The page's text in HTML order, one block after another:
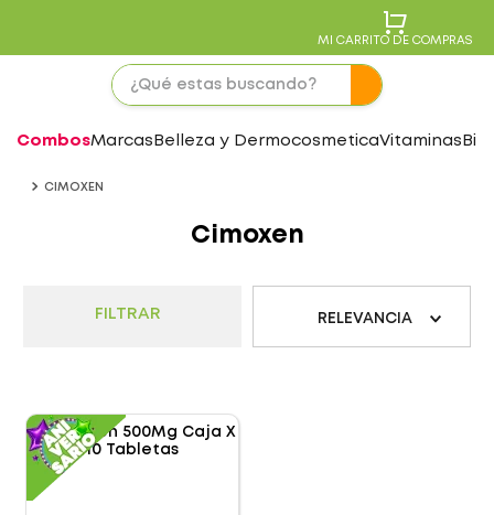
MI CARRITO DE COMPRAS
CombosMarcas Belleza y DermocosmeticaVitaminas
CIMOXEN
Cimoxen
FILTRAR RELEVANCIA